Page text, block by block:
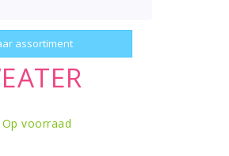
assortiment
Op voorraad